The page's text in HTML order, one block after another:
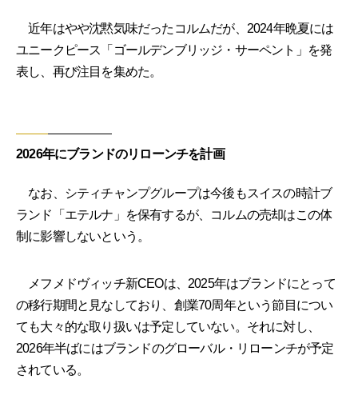
近年はやや沈黙気味だったコルムだが、2024年晩夏には
ユニークピース「ゴールデンブリッジ・サーペント」を発
表し、再び注目を集めた。
2026年にブランドのリローンチを計画
なお、シティチャンプグループは今後もスイスの時計ブ
ランド「エテルナ」を保有するが、コルムの売却はこの体
制に影響しないという。
メフメドヴィッチ新CEOは、2025年はブランドにとって
の移行期間と見なしており、創業70周年という節目につい
ても大々的な取り扱いは予定していない。それに対し、
2026年半ばにはブランドのグローバル・リローンチが予定
されている。